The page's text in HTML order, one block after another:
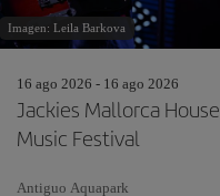
Imagen: Leila Barkova
16 ago 2026 - 16 ago 2026
Jackies Mallorca House
Music Festival
Antiguo Aquapark